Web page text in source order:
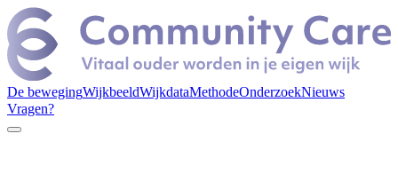
De bewegingWijkbeeldWijkdataMethodeOnderzoekNieuws
Vragen?